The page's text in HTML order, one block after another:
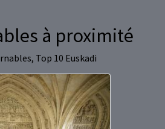
à proximité
Top 10 Euskadi